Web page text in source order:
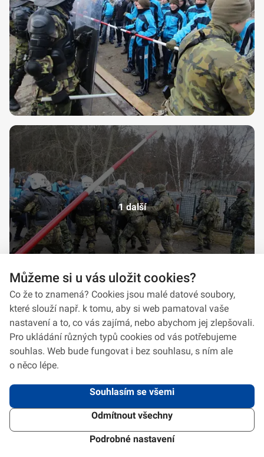
1 další
2026 © VeV-VA Vyškov • Informace jsou poskytovány v souladu se zákonem
Design Systém4.6.3
Můžeme si u vás uložit cookies?
Co že to znamená? Cookies jsou malé datové soubory,
které slouží např. k tomu, aby si web pamatoval vaše
nastavení a to, co vás zajímá, nebo abychom jej zlepšovali.
Pro ukládání různých typů cookies od vás potřebujeme
souhlas. Web bude fungovat i bez souhlasu, s ním ale
o něco lépe.
Souhlasím se všemi
Odmítnout všechny
Podrobné nastavení